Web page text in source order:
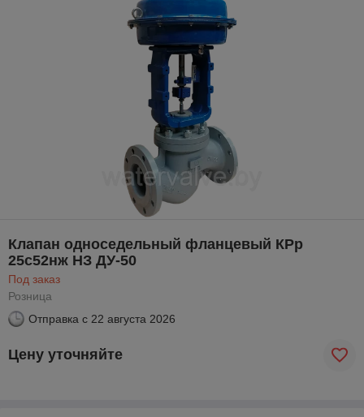
Клапан односедельный фланцевый КРр
25с52нж НЗ ДУ-50
Под заказ
Розница
Отправка с 22 августа 2026
Цену уточняйте